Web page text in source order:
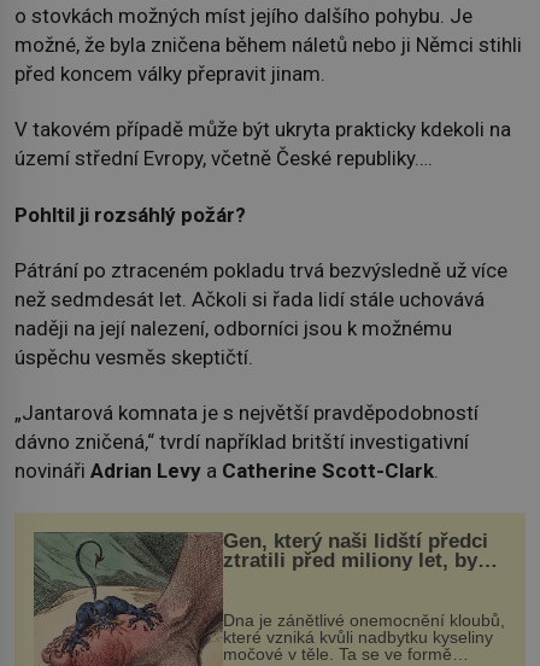
o stovkách možných míst jejího dalšího pohybu. Je
možné, že byla zničena během náletů nebo ji Němci stihli
před koncem války přepravit jinam.
V takovém případě může být ukryta prakticky kdekoli na
území střední Evropy, včetně České republiky….
Pohltil ji rozsáhlý požár?
Pátrání po ztraceném pokladu trvá bezvýsledně už více
než sedmdesát let. Ačkoli si řada lidí stále uchovává
naději na její nalezení, odborníci jsou k možnému
úspěchu vesměs skeptičtí.
„Jantarová komnata je s největší pravděpodobností
dávno zničená,“ tvrdí například britští investigativní
novináři Adrian Levy a Catherine Scott-Clark.
Gen, který naši lidští předci
ztratili před miliony let, by
mohl pomoci s léčbou
„nemoci králů“
Dna je zánětlivé onemocnění kloubů,
které vzniká kvůli nadbytku kyseliny
močové v těle. Ta se ve formě